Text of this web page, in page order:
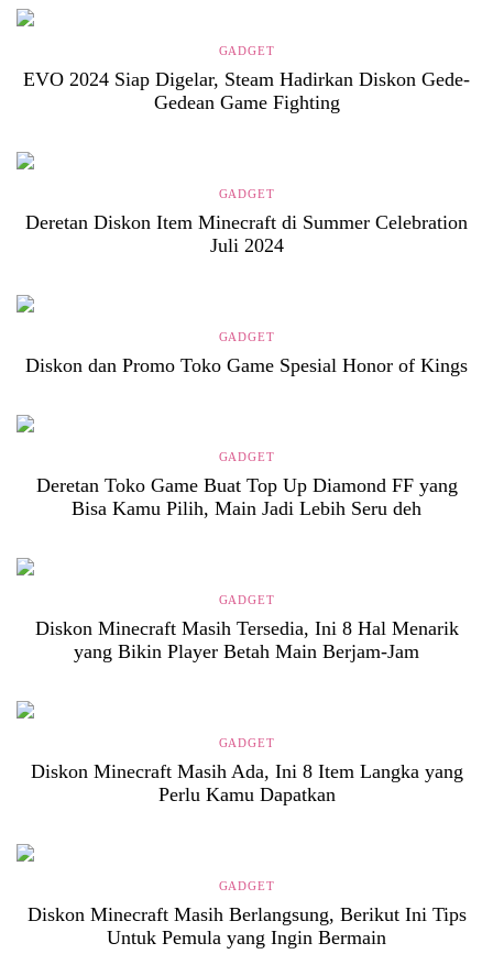
GADGET
EVO 2024 Siap Digelar, Steam Hadirkan Diskon Gede-
Gedean Game Fighting
GADGET
Deretan Diskon Item Minecraft di Summer Celebration
Juli 2024
GADGET
Diskon dan Promo Toko Game Spesial Honor of Kings
GADGET
Deretan Toko Game Buat Top Up Diamond FF yang
Bisa Kamu Pilih, Main Jadi Lebih Seru deh
GADGET
Diskon Minecraft Masih Tersedia, Ini 8 Hal Menarik
yang Bikin Player Betah Main Berjam-Jam
GADGET
Diskon Minecraft Masih Ada, Ini 8 Item Langka yang
Perlu Kamu Dapatkan
GADGET
Diskon Minecraft Masih Berlangsung, Berikut Ini Tips
Untuk Pemula yang Ingin Bermain